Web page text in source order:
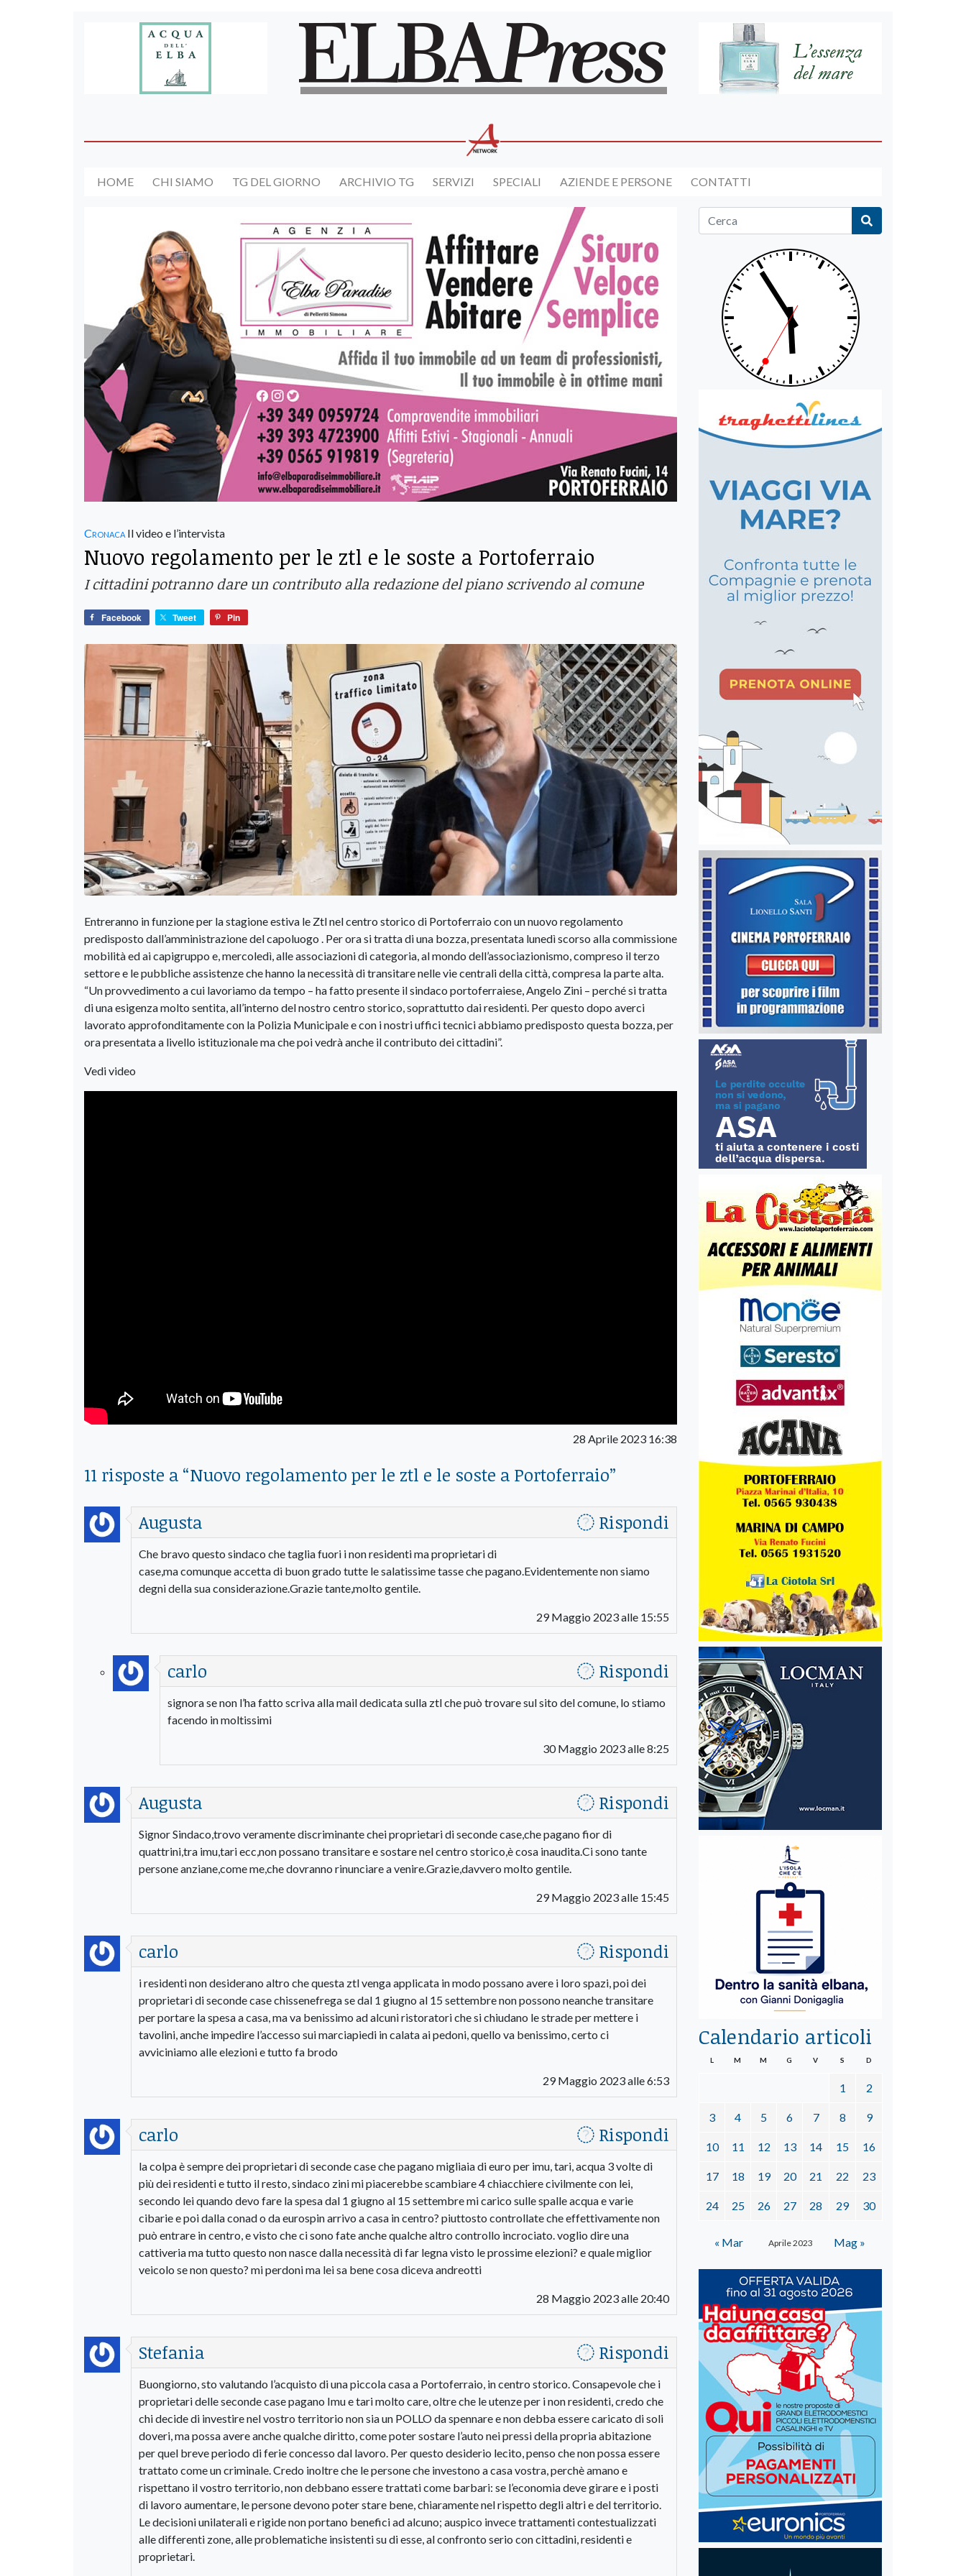
HOME CHI SIAMO TG DEL GIORNO ARCHIVIO TG SERVIZI SPECIALI AZIENDE E PERSONE CONTATTI
Cronaca Il video e l’intervista
Nuovo regolamento per le ztl e le soste a Portoferraio
I cittadini potranno dare un contributo alla redazione del piano scrivendo al comune
Facebook Tweet Pin
Entreranno in funzione per la stagione estiva le Ztl nel centro storico di Portoferraio con un nuovo regolamento
predisposto dall’amministrazione del capoluogo . Per ora si tratta di una bozza, presentata lunedì scorso alla commissione
mobilità ed ai capigruppo e, mercoledì, alle associazioni di categoria, al mondo dell’associazionismo, compreso il terzo
settore e le pubbliche assistenze che hanno la necessità di transitare nelle vie centrali della città, compresa la parte alta.
“Un provvedimento a cui lavoriamo da tempo – ha fatto presente il sindaco portoferraiese, Angelo Zini – perché si tratta
di una esigenza molto sentita, all’interno del nostro centro storico, soprattutto dai residenti. Per questo dopo averci
lavorato approfonditamente con la Polizia Municipale e con i nostri uffici tecnici abbiamo predisposto questa bozza, per
ora presentata a livello istituzionale ma che poi vedrà anche il contributo dei cittadini”.
Vedi video
28 Aprile 2023 16:38
11 risposte a “Nuovo regolamento per le ztl e le soste a Portoferraio”
Augusta
Rispondi
Che bravo questo sindaco che taglia fuori i non residenti ma proprietari di
case,ma comunque accetta di buon grado tutte le salatissime tasse che pagano.Evidentemente non siamo
degni della sua considerazione.Grazie tante,molto gentile.
29 Maggio 2023 alle 15:55
carlo Rispondi
signora se non l’ha fatto scriva alla mail dedicata sulla ztl che può trovare sul sito del comune, lo stiamo
facendo in moltissimi
30 Maggio 2023 alle 8:25
Augusta Rispondi
Signor Sindaco,trovo veramente discriminante chei proprietari di seconde case,che pagano fior di
quattrini,tra imu,tari ecc,non possano transitare e sostare nel centro storico,è cosa inaudita.Ci sono tante
persone anziane,come me,che dovranno rinunciare a venire.Grazie,davvero molto gentile.
29 Maggio 2023 alle 15:45
carlo Rispondi
i residenti non desiderano altro che questa ztl venga applicata in modo possano avere i loro spazi, poi dei
proprietari di seconde case chissenefrega se dal 1 giugno al 15 settembre non possono neanche transitare
per portare la spesa a casa, ma va benissimo ad alcuni ristoratori che si chiudano le strade per mettere i
tavolini, anche impedire l’accesso sui marciapiedi in calata ai pedoni, quello va benissimo, certo ci
avviciniamo alle elezioni e tutto fa brodo
29 Maggio 2023 alle 6:53
carlo Rispondi
la colpa è sempre dei proprietari di seconde case che pagano migliaia di euro per imu, tari, acqua 3 volte di
più dei residenti e tutto il resto, sindaco zini mi piacerebbe scambiare 4 chiacchiere civilmente con lei,
secondo lei quando devo fare la spesa dal 1 giugno al 15 settembre mi carico sulle spalle acqua e varie
cibarie e poi dalla conad o da eurospin arrivo a casa in centro? piuttosto controllate che effettivamente non
può entrare in centro, e visto che ci sono fate anche qualche altro controllo incrociato. voglio dire una
cattiveria ma tutto questo non nasce dalla necessità di far legna visto le prossime elezioni? e quale miglior
veicolo se non questo? mi perdoni ma lei sa bene cosa diceva andreotti
28 Maggio 2023 alle 20:40
Stefania Rispondi
Buongiorno, sto valutando l’acquisto di una piccola casa a Portoferraio, in centro storico. Consapevole che i
proprietari delle seconde case pagano Imu e tari molto care, oltre che le utenze per i non residenti, credo che
chi decide di investire nel vostro territorio non sia un POLLO da spennare e non debba essere caricato di soli
doveri, ma possa avere anche qualche diritto, come poter sostare l’auto nei pressi della propria abitazione
per quel breve periodo di ferie concesso dal lavoro. Per questo desiderio lecito, penso che non possa essere
trattato come un criminale. Credo inoltre che le persone che investono a casa vostra, perchè amano e
rispettano il vostro territorio, non debbano essere trattati come barbari: se l’economia deve girare e i posti
di lavoro aumentare, le persone devono poter stare bene, chiaramente nel rispetto degli altri e del territorio.
Le decisioni unilaterali e rigide non portano benefici ad alcuno; auspico invece trattamenti contestualizzati
alle differenti zone, alle problematiche insistenti su di esse, al confronto serio con cittadini, residenti e
proprietari.
Calendario articoli
Aprile 2023
L M M G V S D
1 2
3 4 5 6 7 8 9
10 11 12 13 14 15 16
17 18 19 20 21 22 23
24 25 26 27 28 29 30
« Mar Mag »